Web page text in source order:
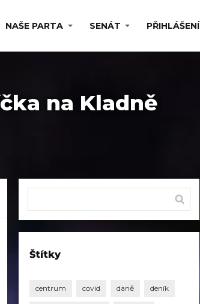
NAŠE PARTA SENÁT PŘIHLÁŠENÍ
na Kladně
Štítky
centrum covid daně deník